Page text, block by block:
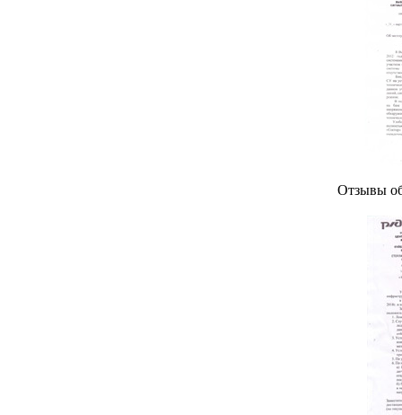
Отзывы